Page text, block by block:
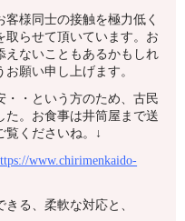
様同士の接触を極力低く
取らせて頂いています。お
えないこともあるかもしれ
願い申し上げます。
・・という方のため、古民
た。お食事は井筒屋まで送
覧くださいね。↓
www.chirimenkaido-
る、柔軟な対応と、